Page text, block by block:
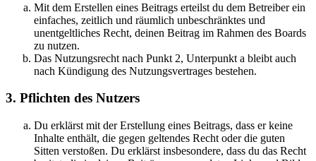
Mit dem Erstellen eines Beitrags erteilst du dem Betreiber ein
einfaches, zeitlich und räumlich unbeschränktes und
unentgeltliches Recht, deinen Beitrag im Rahmen des Boards
zu nutzen.
Das Nutzungsrecht nach Punkt 2, Unterpunkt a bleibt auch
nach Kündigung des Nutzungsvertrages bestehen.
3. Pflichten des Nutzers
Du erklärst mit der Erstellung eines Beitrags, dass er keine
Inhalte enthält, die gegen geltendes Recht oder die guten
Sitten verstoßen. Du erklärst insbesondere, dass du das Recht